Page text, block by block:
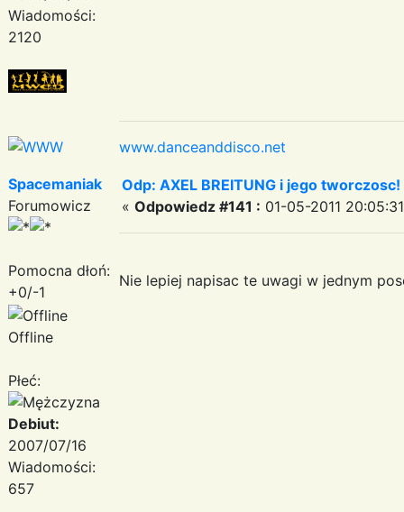
Wiadomości:
2120
www.danceanddisco.net
Spacemaniak
Forumowicz
Pomocna dłoń:
+0/-1
Offline
Płeć:
Debiut:
2007/07/16
Wiadomości:
657
Odp: AXEL BREITUNG i jego
« Odpowiedz #141 : 01-05-2011
Nie lepiej napisac te uwagi w jednym